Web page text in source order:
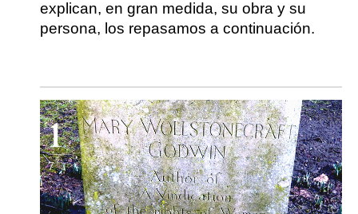
explican, en gran medida, su obra y su
persona, los repasamos a continuación.
1
7